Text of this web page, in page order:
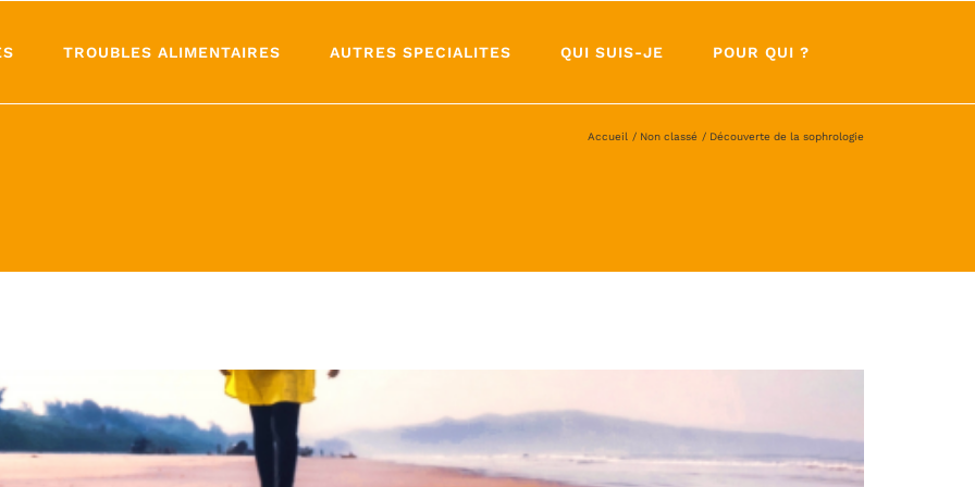
TROUBLES ALIMENTAIRES AUTRES SPECIALITES QUI SUIS-JE POUR QUI ?
Accueil Non classé Découverte de la sophrologie